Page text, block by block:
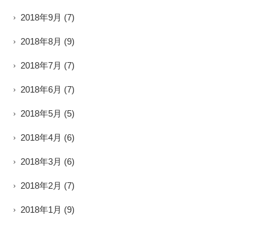
2018年9月 (7)
2018年8月 (9)
2018年7月 (7)
2018年6月 (7)
2018年5月 (5)
2018年4月 (6)
2018年3月 (6)
2018年2月 (7)
2018年1月 (9)